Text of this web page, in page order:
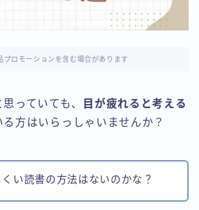
フィールと運営情報
プロモーションを含む場合があります
っていても、
目が疲れると考える
る方はいらっしゃいませんか？
い読書の方法はないのかな？